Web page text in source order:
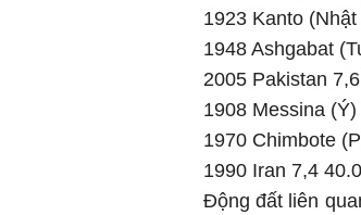
1923 Kanto
1948 Ashgabat
2005 Pakistan
1908 Messina
1970 Chimbote
1990 Iran 7,4
Động đất liên